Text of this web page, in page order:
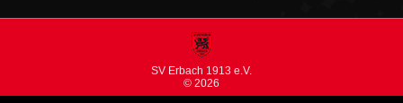
SV Erbach 1913 e.V.
© 2026